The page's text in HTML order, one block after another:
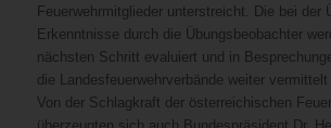
Feuerwehrmitglieder unterstreicht. Die bei der
Erkenntnisse durch die Übungsbeobachter
nächsten Schritt evaluiert und in
die Landesfeuerwehrverbände weiter vermittelt
Von der Schlagkraft der österreichischen